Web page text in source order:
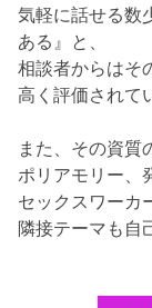
気軽に話せる数
ある』と、
相談者からはそ
高く評価されて
また、その資質
ポリアモリー、
セックスワーカ
隣接テーマも自